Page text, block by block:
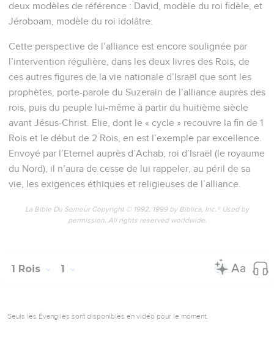
deux modèles de référence : David, modèle du roi fidèle, et
Jéroboam, modèle du roi idolâtre.
Cette perspective de l’alliance est encore soulignée par
l’intervention régulière, dans les deux livres des Rois, de
ces autres figures de la vie nationale d’Israël que sont les
prophètes, porte-parole du Suzerain de l’alliance auprès des
rois, puis du peuple lui-même à partir du huitième siècle
avant Jésus-Christ. Elie, dont le « cycle » recouvre la fin de 1
Rois et le début de 2 Rois, en est l’exemple par excellence.
Envoyé par l’Eternel auprès d’Achab, roi d’Israël (le royaume
du Nord), il n’aura de cesse de lui rappeler, au péril de sa
vie, les exigences éthiques et religieuses de l’alliance.
La Bible Du Semeur Copyright © 1992, 1999 by Biblica, Inc.® Used by
permission. All rights reserved worldwide.
1 Rois 1
Seuls les Évangiles sont disponibles en vidéo pour le moment.